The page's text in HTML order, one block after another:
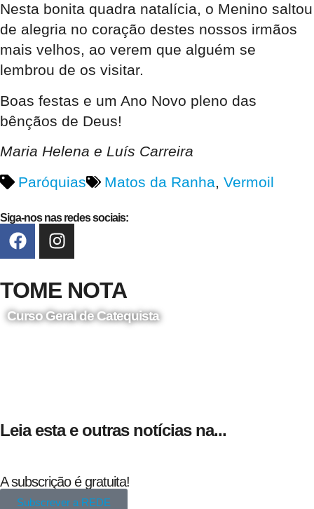
Nesta bonita quadra natalícia, o Menino saltou
de alegria no coração destes nossos irmãos
mais velhos, ao verem que alguém se
lembrou de os visitar.
Boas festas e um Ano Novo pleno das
bênçãos de Deus!
Maria Helena e Luís Carreira
Paróquias
Matos da Ranha, Vermoil
Siga-nos nas redes sociais:
TOME NOTA
Curso Geral de Catequista
Leia esta e outras notícias na...
A subscrição é gratuita!
Subscrever a REDE